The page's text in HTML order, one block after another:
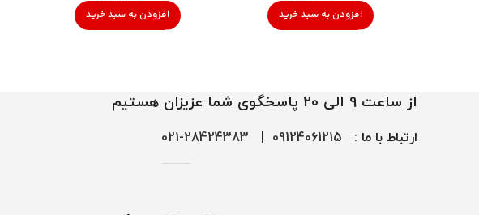
افزودن به سبد خرید افزودن به سبد خرید
از ساعت 9 الی 20 پاسخگوی شما عزیزان هستیم
ارتباط با ما : 09124061215
28424383-021